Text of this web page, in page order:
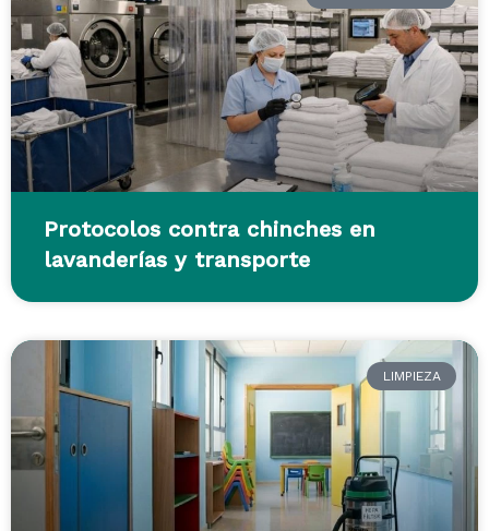
Protocolos contra chinches en
lavanderías y transporte
LIMPIEZA